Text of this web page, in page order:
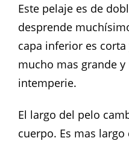
Este pelaje es de
desprende
capa inferior es
mucho mas grande
intemperie.
El largo del pelo
cuerpo. Es mas